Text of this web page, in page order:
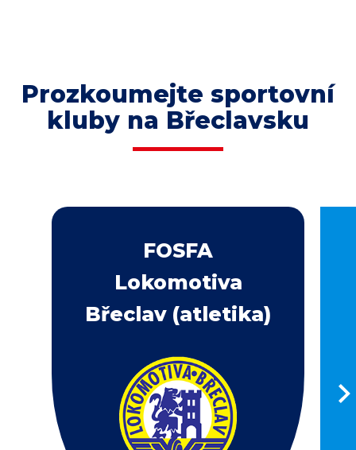
Prozkoumejte sportovní
kluby na Břeclavsku
FOSFA
Lokomotiva
Břeclav (atletika)